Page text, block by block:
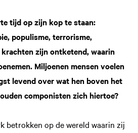
tijd op zijn kop te staan:
populisme, terrorisme,
zijn ontketend, waarin
Miljoenen mensen voelen
levend over wat hen boven het
componisten zich hiertoe?
betrokken op de wereld waarin zij